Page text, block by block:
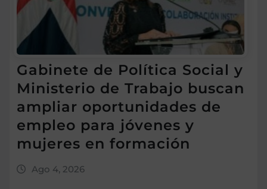
Gabinete de Política Social y
Ministerio de Trabajo buscan
ampliar oportunidades de
empleo para jóvenes y
mujeres en formación
Ago 4, 2026